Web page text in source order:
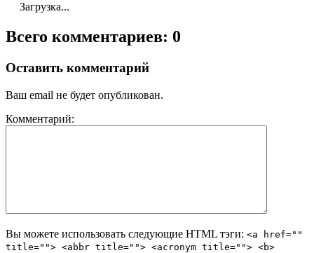
Загрузка...
Всего комментариев: 0
Оставить комментарий
Ваш email не будет опубликован.
Комментарий:
Вы можете использовать следующие HTML тэги: <a href=""
title=""> <abbr title=""> <acronym title=""> <b>